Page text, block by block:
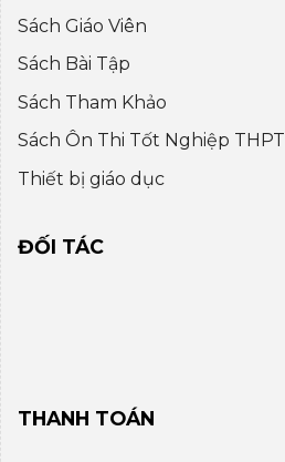
Sách Giáo Viên
Sách Bài Tập
Sách Tham Khảo
Sách Ôn Thi Tốt Nghiệp THPT
Thiết bị giáo dục
ĐỐI TÁC
THANH TOÁN